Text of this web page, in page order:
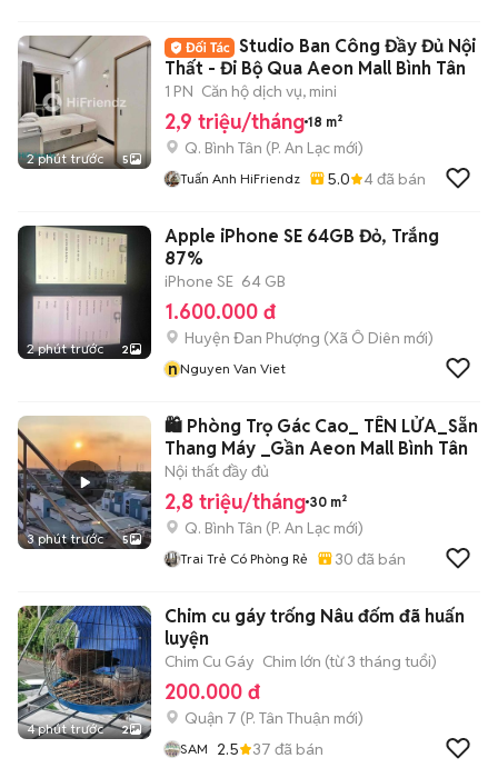
2 phút trước 5
Studio Ban Công Đầy Đủ Nội
Thất - Đi Bộ Qua Aeon Mall Bình Tân
1 PN Căn hộ dịch vụ, mini
2,9 triệu/tháng 18 m²
Q. Bình Tân (P. An Lạc mới)
Tuấn Anh HiFriendz 5.0 4đã bán
2 phút trước 2
Apple iPhone SE 64GB Đỏ, Trắng
87%
iPhone SE 64 GB
1.600.000 đ
Huyện Đan Phượng (Xã Ô Diên mới)
nNguyen Van Viet
3 phút trước 5
🛍️ Phòng Trọ Gác Cao_ TÊN LỬA_Sẵn
Thang Máy _Gần Aeon Mall Bình Tân
Nội thất đầy đủ
2,8 triệu/tháng 30 m²
Q. Bình Tân (P. An Lạc mới)
Trai Trẻ Có Phòng Rẻ 30 đã bán
4 phút trước 2
Chim cu gáy trống Nâu đốm đã huấn
luyện
Chim Cu Gáy Chim lớn (từ 3 tháng tuổi)
200.000 đ
Quận 7 (P. Tân Thuận mới)
SAM 2.5 37 đã bán